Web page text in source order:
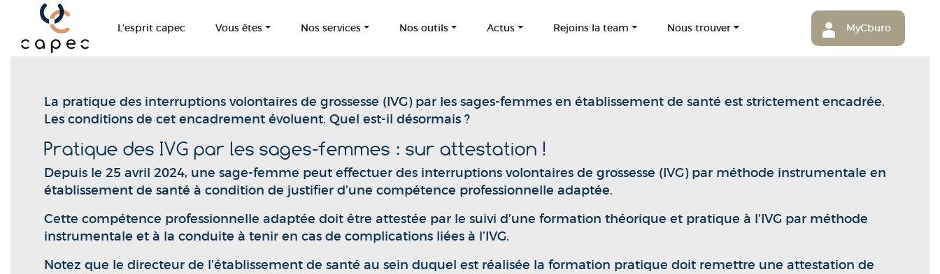
Panneau de gestion des cookies
L’esprit capec Vous êtes Nos services Nos outils Actus Rejoins la team Nous trouver MyCburo
La pratique des interruptions volontaires de grossesse (IVG) par les sages-femmes en établissement de santé est strictement encadrée.
Les conditions de cet encadrement évoluent. Quel est-il désormais ?
Pratique des IVG par les sages-femmes : sur attestation !
Depuis le 25 avril 2024, une sage-femme peut effectuer des interruptions volontaires de grossesse (IVG) par méthode instrumentale en
établissement de santé à condition de justifier d’une compétence professionnelle adaptée.
Cette compétence professionnelle adaptée doit être attestée par le suivi d’une formation théorique et pratique à l’IVG par méthode
instrumentale et à la conduite à tenir en cas de complications liées à l’IVG.
Notez que le directeur de l’établissement de santé au sein duquel est réalisée la formation pratique doit remettre une attestation de